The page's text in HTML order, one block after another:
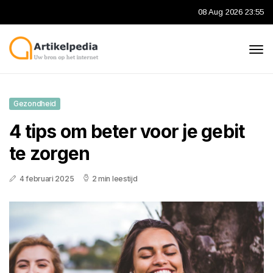
08 Aug 2026 23:55
Gezondheid
4 tips om beter voor je gebit
te zorgen
4 februari 2025 2 min leestijd